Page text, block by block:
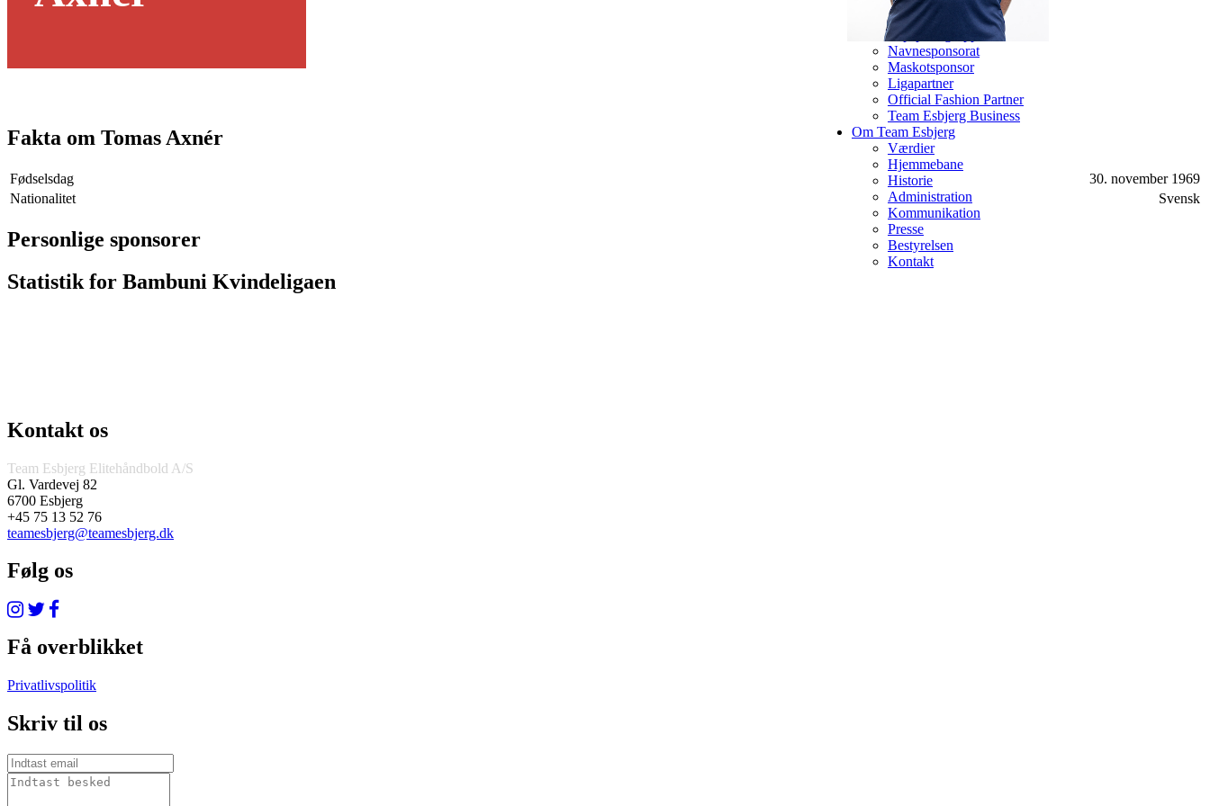
Topspillergruppe 2
Topspillergruppe 3
Navnesponsorat
Maskotsponsor
Ligapartner
Official Fashion Partner
Team Esbjerg Business
Om Team Esbjerg
Værdier
Hjemmebane
Historie
Administration
Kommunikation
Presse
Bestyrelsen
Kontakt
Fakta om Tomas Axnér
Fødselsdag
30. november 1969
Nationalitet
Svensk
Personlige sponsorer
Statistik for Bambuni Kvindeligaen
Kontakt os
Team Esbjerg Elitehåndbold A/S
Gl. Vardevej 82
6700 Esbjerg
+45 75 13 52 76
teamesbjerg@teamesbjerg.dk
Følg os
Få overblikket
Privatlivspolitik
Skriv til os